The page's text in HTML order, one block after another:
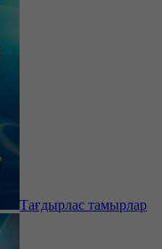
Тағдырлас тамырлар